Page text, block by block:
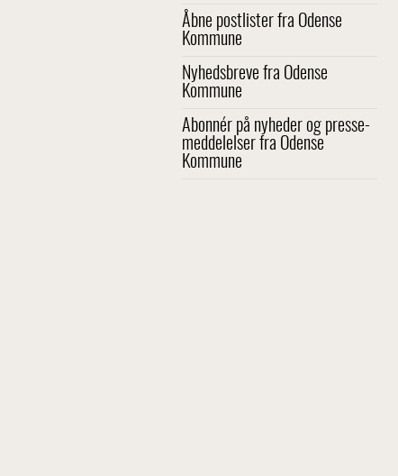
Åbne postlister fra Odense
Kommune
Nyhedsbreve fra Odense
Kommune
Abonnér på nyheder og presse-
meddelelser fra Odense
Kommune